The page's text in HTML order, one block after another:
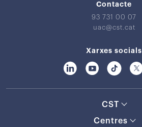
Contacte
93 731 00 07
uac@cst.cat
Xarxes socials
CST
Centres